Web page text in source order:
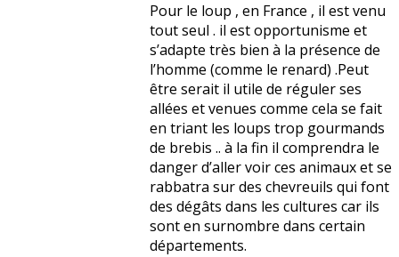
Pour le loup , en France , il est venu
tout seul . il est opportunisme et
s’adapte très bien à la présence de
l’homme (comme le renard) .Peut
être serait il utile de réguler ses
allées et venues comme cela se fait
en triant les loups trop gourmands
de brebis .. à la fin il comprendra le
danger d’aller voir ces animaux et se
rabbatra sur des chevreuils qui font
des dégâts dans les cultures car ils
sont en surnombre dans certain
départements.